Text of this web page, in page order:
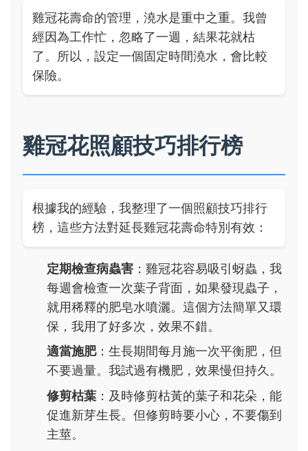
雞冠花壽命的管理，澆水是重中之重。我曾
經因為工作忙，忽略了一週，結果花就枯
了。所以，設定一個固定時間澆水，會比較
保險。
雞冠花照顧技巧排行榜
根據我的經驗，我整理了一個照顧技巧排行
榜，這些方法對延長雞冠花壽命特別有效：
定期檢查病蟲害：雞冠花容易吸引蚜蟲，我
每週會檢查一次葉子背面，如果發現蟲子，
就用稀釋的肥皂水噴灑。這個方法簡單又環
保，我用了好多次，效果不錯。
適當施肥：生長期間每月施一次平衡肥，但
不要過量。我試過有機肥，效果慢但持久。
修剪枯葉：及時修剪枯黃的葉子和花朵，能
促進新芽生長。但修剪時要小心，不要傷到
主莖。